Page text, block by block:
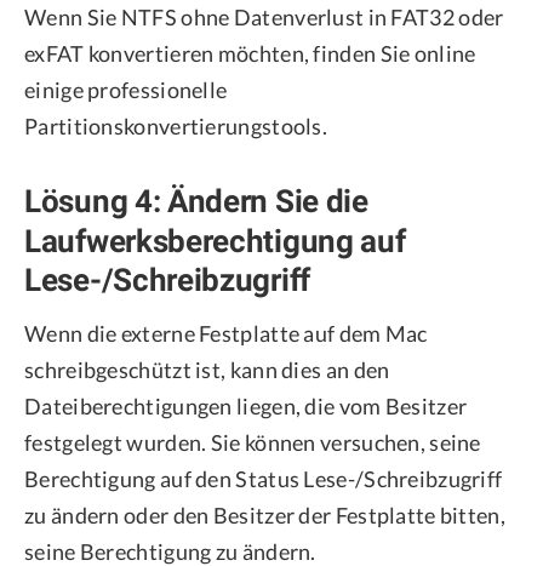
Wenn Sie NTFS ohne Datenverlust in FAT32 oder
exFAT konvertieren möchten, finden Sie online
einige professionelle
Partitionskonvertierungstools.
Lösung 4: Ändern Sie die
Laufwerksberechtigung auf
Lese-/Schreibzugriff
Wenn die externe Festplatte auf dem Mac
schreibgeschützt ist, kann dies an den
Dateiberechtigungen liegen, die vom Besitzer
festgelegt wurden. Sie können versuchen, seine
Berechtigung auf den Status Lese-/Schreibzugriff
zu ändern oder den Besitzer der Festplatte bitten,
seine Berechtigung zu ändern.